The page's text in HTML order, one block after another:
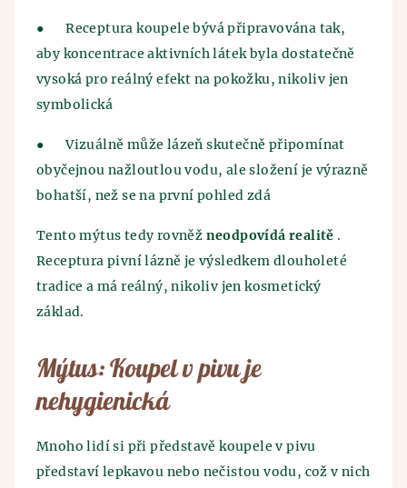
●
Receptura koupele bývá připravována tak,
aby koncentrace aktivních látek byla dostatečně
vysoká pro reálný efekt na pokožku, nikoliv jen
symbolická
●
Vizuálně může lázeň skutečně připomínat
obyčejnou nažloutlou vodu, ale složení je výrazně
bohatší, než se na první pohled zdá
Tento mýtus tedy rovněž neodpovídá realitě .
Receptura pivní lázně je výsledkem dlouholeté
tradice a má reálný, nikoliv jen kosmetický
základ.
Mýtus: Koupel v pivu je
nehygienická
Mnoho lidí si při představě koupele v pivu
představí lepkavou nebo nečistou vodu, což v nich